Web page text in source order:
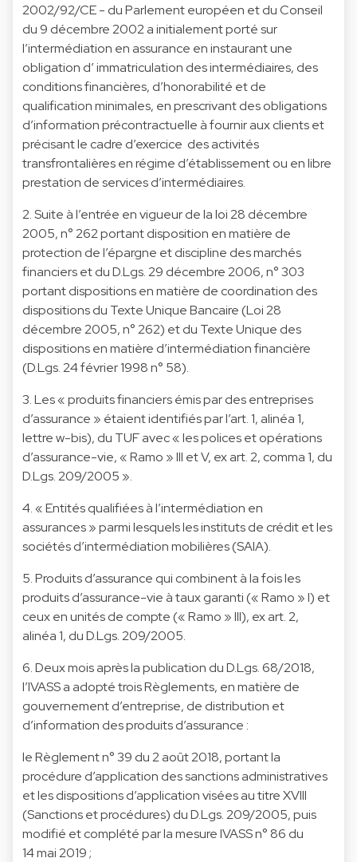
2002/92/CE - du Parlement européen et du Conseil
du 9 décembre 2002 a initialement porté sur
l’intermédiation en assurance en instaurant une
obligation d’ immatriculation des intermédiaires, des
conditions financières, d’honorabilité et de
qualification minimales, en prescrivant des obligations
d’information précontractuelle à fournir aux clients et
précisant le cadre d’exercice des activités
transfrontalières en régime d’établissement ou en libre
prestation de services d’intermédiaires.
2. Suite à l’entrée en vigueur de la loi 28 décembre
2005, n° 262 portant disposition en matière de
protection de l’épargne et discipline des marchés
financiers et du D.Lgs. 29 décembre 2006, n° 303
portant dispositions en matière de coordination des
dispositions du Texte Unique Bancaire (Loi 28
décembre 2005, n° 262) et du Texte Unique des
dispositions en matière d’intermédiation financière
(D.Lgs. 24 février 1998 n° 58).
3. Les « produits financiers émis par des entreprises
d’assurance » étaient identifiés par l’art. 1, alinéa 1,
lettre w-bis), du TUF avec « les polices et opérations
d’assurance-vie, « Ramo » III et V, ex art. 2, comma 1, du
D.Lgs. 209/2005 ».
4. « Entités qualifiées à l’intermédiation en
assurances » parmi lesquels les instituts de crédit et les
sociétés d’intermédiation mobilières (SAIA).
5. Produits d’assurance qui combinent à la fois les
produits d’assurance-vie à taux garanti (« Ramo » I) et
ceux en unités de compte (« Ramo » III), ex art. 2,
alinéa 1, du D.Lgs. 209/2005.
6. Deux mois après la publication du D.Lgs. 68/2018,
l’IVASS a adopté trois Règlements, en matière de
gouvernement d’entreprise, de distribution et
d’information des produits d’assurance :
le Règlement n° 39 du 2 août 2018, portant la
procédure d’application des sanctions administratives
et les dispositions d’application visées au titre XVIII
(Sanctions et procédures) du D.Lgs. 209/2005, puis
modifié et complété par la mesure IVASS n° 86 du
14 mai 2019 ;